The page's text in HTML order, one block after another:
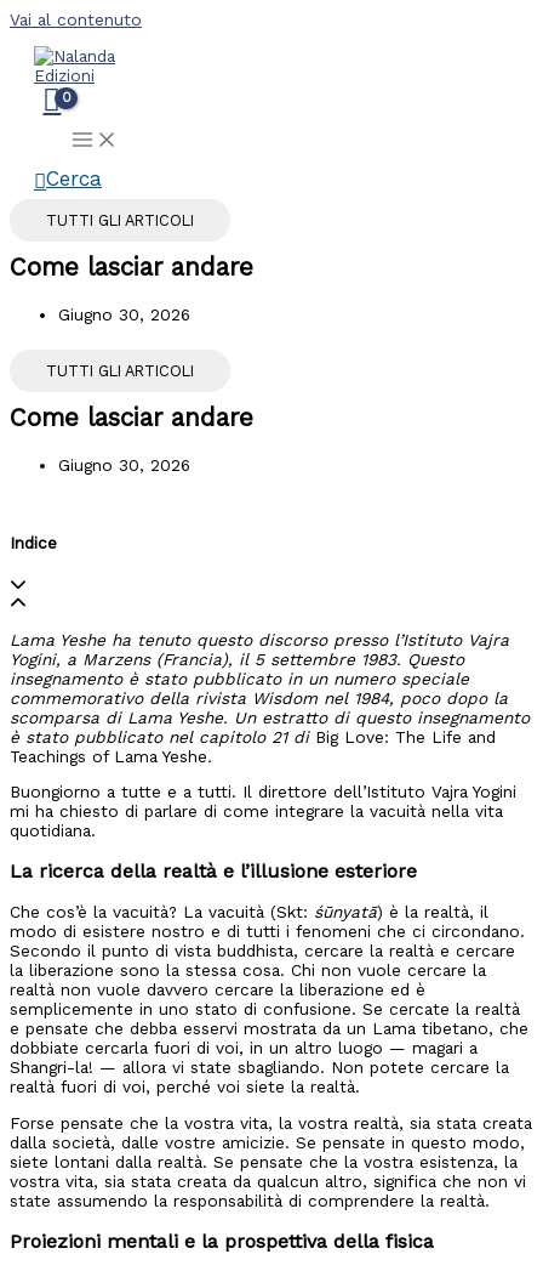
Vai al contenuto
Cerca
TUTTI GLI ARTICOLI
Come lasciar andare
Giugno 30, 2026
TUTTI GLI ARTICOLI
Come lasciar andare
Giugno 30, 2026
Indice
Lama Yeshe ha tenuto questo discorso presso l’Istituto Vajra
Yogini, a Marzens (Francia), il 5 settembre 1983. Questo
insegnamento è stato pubblicato in un numero speciale
commemorativo della rivista Wisdom nel 1984, poco dopo la
scomparsa di Lama Yeshe. Un estratto di questo insegnamento
è stato pubblicato nel capitolo 21 di Big Love: The Life and
Teachings of Lama Yeshe.
Buongiorno a tutte e a tutti. Il direttore dell’Istituto Vajra Yogini
mi ha chiesto di parlare di come integrare la vacuità nella vita
quotidiana.
La ricerca della realtà e l’illusione esteriore
Che cos’è la vacuità? La vacuità (Skt: śūnyatā) è la realtà, il
modo di esistere nostro e di tutti i fenomeni che ci circondano.
Secondo il punto di vista buddhista, cercare la realtà e cercare
la liberazione sono la stessa cosa. Chi non vuole cercare la
realtà non vuole davvero cercare la liberazione ed è
semplicemente in uno stato di confusione. Se cercate la realtà
e pensate che debba esservi mostrata da un Lama tibetano, che
dobbiate cercarla fuori di voi, in un altro luogo — magari a
Shangri-la! — allora vi state sbagliando. Non potete cercare la
realtà fuori di voi, perché voi siete la realtà.
Forse pensate che la vostra vita, la vostra realtà, sia stata creata
dalla società, dalle vostre amicizie. Se pensate in questo modo,
siete lontani dalla realtà. Se pensate che la vostra esistenza, la
vostra vita, sia stata creata da qualcun altro, significa che non vi
state assumendo la responsabilità di comprendere la realtà.
Proiezioni mentali e la prospettiva della fisica